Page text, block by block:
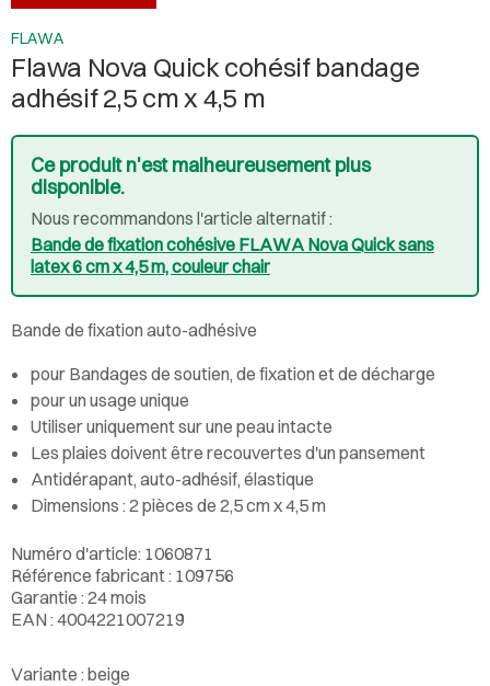
FLAWA
Flawa Nova Quick cohésif bandage
adhésif 2,5 cm x 4,5 m
Ce produit n'est malheureusement plus
disponible.
Nous recommandons l'article alternatif :
Bande de fixation cohésive FLAWA Nova Quick sans
latex 6 cm x 4,5 m, couleur chair
Bande de fixation auto-adhésive
pour Bandages de soutien, de fixation et de décharge
pour un usage unique
Utiliser uniquement sur une peau intacte
Les plaies doivent être recouvertes d'un pansement
Antidérapant, auto-adhésif, élastique
Dimensions : 2 pièces de 2,5 cm x 4,5 m
Numéro d'article: 1060871
Référence fabricant : 109756
Garantie : 24 mois
EAN : 4004221007219
Variante : beige